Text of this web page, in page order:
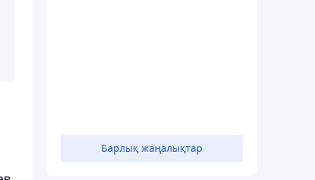
Барлық жаңалықтар